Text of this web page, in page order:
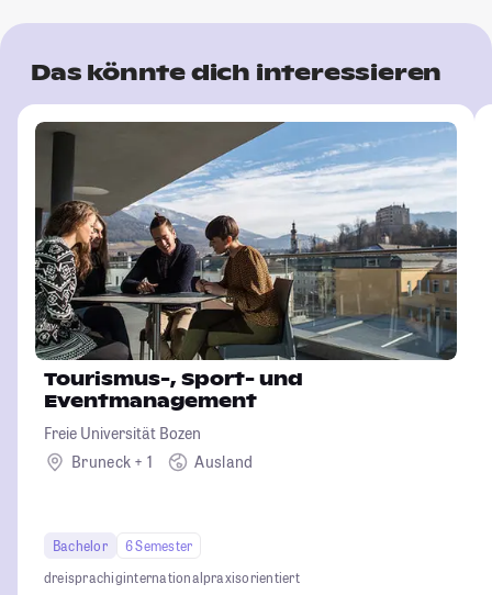
Das könnte dich interessieren
Tourismus-, Sport- und
Eventmanagement
Freie Universität Bozen
Bruneck + 1
Ausland
Bachelor
6 Semester
dreisprachiginternationalpraxisorientiert